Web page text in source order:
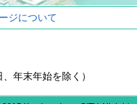
ジについて
年末年始を除く）